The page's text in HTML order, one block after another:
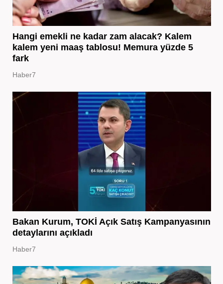
Hangi emekli ne kadar zam alacak? Kalem
kalem yeni maaş tablosu! Memura yüzde 5
fark
Haber7
Bakan Kurum, TOKİ Açık Satış Kampanyasının
detaylarını açıkladı
Haber7